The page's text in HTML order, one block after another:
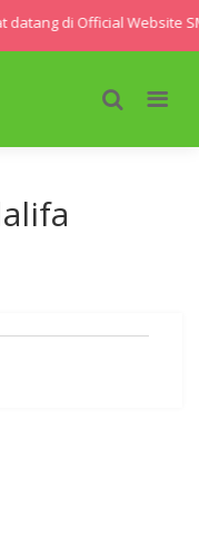
datang di Official Website